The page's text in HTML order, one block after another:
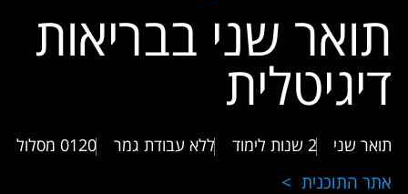
תואר שני בבריאות
דיגיטלית
תואר שני 2 שנות לימוד ללא עבודת גמר 0120 מסלול
אתר התוכנית